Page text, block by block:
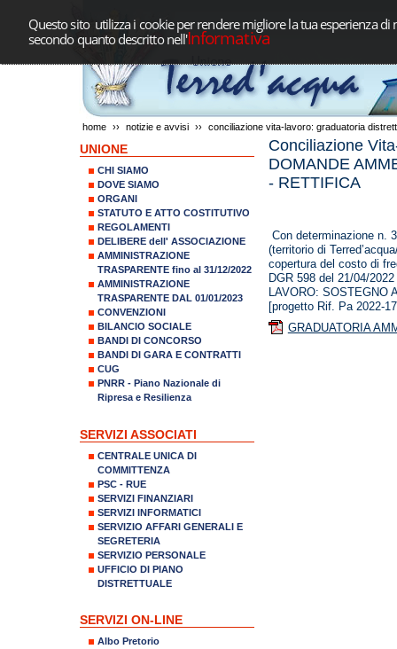
Questo sito utilizza i cookie per rendere migliore la tua esperienza
secondo quanto descritto nell'Informativa
home ›› notizie e avvisi ›› conciliazione vita-lavoro: graduatoria
UNIONE
CHI SIAMO
DOVE SIAMO
ORGANI
STATUTO E ATTO COSTITUTIVO
REGOLAMENTI
DELIBERE dell' ASSOCIAZIONE
AMMINISTRAZIONE
TRASPARENTE fino al 31/12/2022
AMMINISTRAZIONE
TRASPARENTE DAL 01/01/2023
CONVENZIONI
BILANCIO SOCIALE
BANDI DI CONCORSO
BANDI DI GARA E CONTRATTI
CUG
PNRR - Piano Nazionale di
Ripresa e Resilienza
SERVIZI ASSOCIATI
CENTRALE UNICA DI
COMMITTENZA
PSC - RUE
SERVIZI FINANZIARI
SERVIZI INFORMATICI
SERVIZIO AFFARI GENERALI E
SEGRETERIA
SERVIZIO PERSONALE
UFFICIO DI PIANO
DISTRETTUALE
SERVIZI ON-LINE
Albo Pretorio
Conciliazione
DOMANDE
- RETTIFICA
Con determinazione n.
(territorio di
copertura del costo di
DGR 598 del 21/04/
LAVORO: SOSTEGNO
[progetto Rif. Pa 2022-
GRADUATORIA